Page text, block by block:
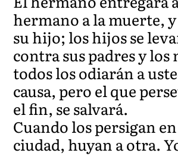
hermano a la muerte,
su hijo; los hijos se
contra sus padres y los
todos los odiarán a
causa, pero el que
el fin, se salvará.
Cuando los persigan
ciudad, huyan a otra.